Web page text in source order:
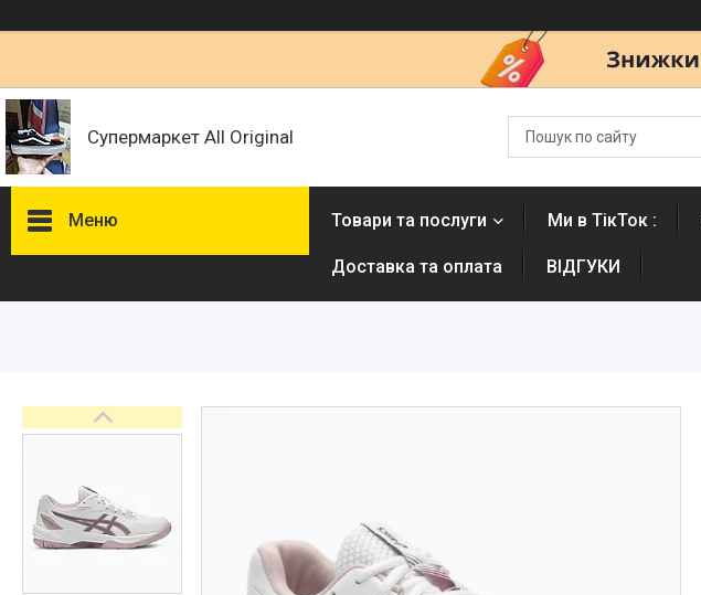
Супермаркет All Original
Меню Товари та послуги Ми в ТікТок :
Доставка та оплата ВІДГУКИ